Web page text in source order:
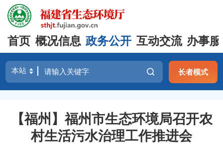
首页 概况信息 政务公开 互动交流 办事
长者模式
【福州】福州市生态环境局召开农
村生活污水治理工作推进会